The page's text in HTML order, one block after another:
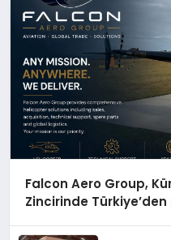
Falcon Aero Group,
Zincirinde Türkiye’den